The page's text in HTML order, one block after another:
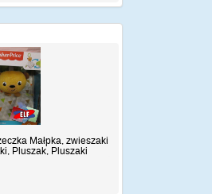
Małpka, zwieszaki
Pluszak, Pluszaki